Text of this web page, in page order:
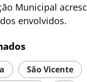
Municipal
envolvidos.
São Vicente